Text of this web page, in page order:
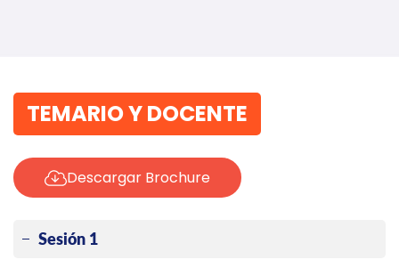
TEMARIO Y DOCENTE
Descargar Brochure
Sesión 1